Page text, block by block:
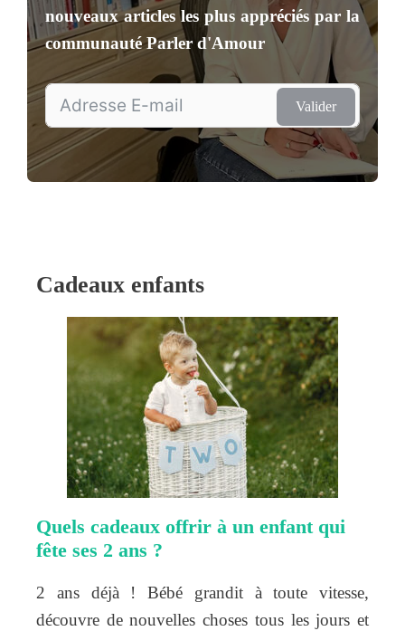
nouveaux articles les plus appréciés par la
communautéParler d'Amour
Valider
Cadeaux enfants
Quels cadeaux offrir à un enfant qui
fête ses 2 ans ?
2 ans déjà ! Bébé grandit à toute vitesse,
découvre de nouvelles choses tous les jours et